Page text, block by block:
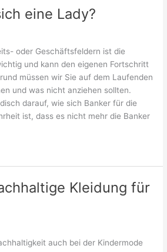
eine Lady?
oder Geschäftsfeldern ist die
und kann den eigenen Fortschritt
müssen wir Sie auf dem Laufenden
und was nicht anziehen sollten.
darauf, wie sich Banker für die
ist, dass es nicht mehr die Banker
Kleidung für
auch bei der Kindermode